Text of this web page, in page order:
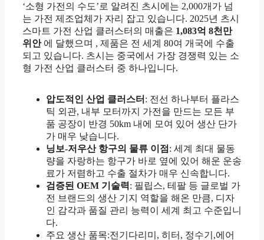
‘소형 가전의 수도’로 알려진 츠시에는 2,000개가 넘
는 가전 제조업체가 자리 잡고 있습니다. 2025년 츠시
스마트 가전 산업 클러스터의 매출은 1,083억 8천만
위안에 달했으며 , 제품은 전 세계 80여 개국에 수출
되고 있습니다. 츠시는 중국에서 가장 경쟁력 있는 소
형 가전 산업 클러스터 중 하나입니다.
압도적인 산업 클러스터 : 전선 하나부터 플라스
틱 외관, 내부 모터까지 가전을 만드는 모든 부
품 공장이 반경 50km 내에 모여 있어 생산 단가
가 매우 낮습니다.
닝보-저우산 항구의 물류 이점 : 세계 최대 물동
량을 자랑하는 항구가 바로 옆에 있어 해운 운송
료가 저렴하고 수출 절차가 매우 신속합니다.
검증된 OEM 기술력 : 필립스, 테팔 등 글로벌 가
전 브랜드의 생산 기지 역할을 해온 만큼, 디자
인 감각과 품질 관리 능력이 세계 최고 수준입니
다.
주요 생산 품목:전기다리미, 히터, 정수기,에어